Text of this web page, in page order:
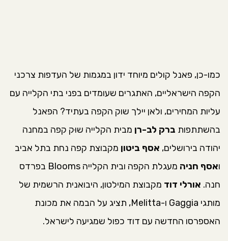
כמו-כן, פאנל קולים מיוחד ידון במגמות של העדפות צרכני
הקפה הישראליים, האתגרים שעומדים בפני בתי הקלייה עם
עליות המחירים, ולאן יילך שוק הקפה בעתיד? הפאנל
בהשתתפות ברק לב-רן מבית הקלייה שוּק קפה במחנה
יהודה בירושלים, אסף ביטון מקבוצת קפה נחת בתל אביב
ואסף חניה
מעגלת הקפה ובית הקלייה Blooms בפרדס
חנה. אורלי דוד מקבוצת המילטון, היבואנית הרשמית של
מותגי Gaggia ו-Melitta, תציג על הבמה את מכונת
האספרסו החדשה עם דוד כפול שמגיעה לישראל.